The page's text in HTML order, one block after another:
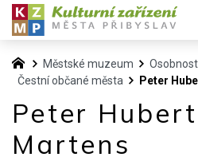
Městské muzeum
Čestní občané města
Peter
Peter
Martens